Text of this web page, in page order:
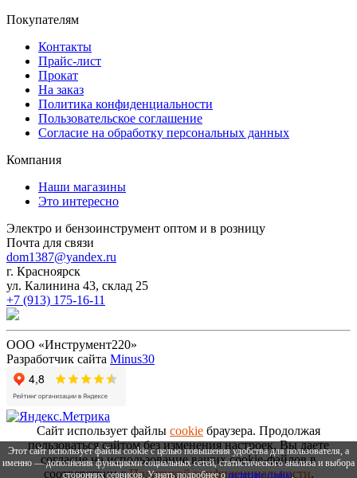
Этот сайт использует файлы cookie с целью повышения удобства для пользователя, а
именно — дополнения функциями социальных сетей, статистического анализа и выбора
сторонних сервисов. Узнать подробнее ополитике cookie.
Покупателям
Контакты
Прайс-лист
Прокат
На заказ
Политика конфиденциальности
Пользовательское соглашение
Согласие на обработку персональных данных
Компания
Наши магазины
Это интересно
Электро и бензоинструмент оптом и в розницу
Почта для связи
dom1387@yandex.ru
г. Красноярск
ул. Калинина 43, склад 25
+7 (913) 175-16-11
ООО «Инструмент220»
Разработчик сайта Minus30
Сайт использует файлы cookie браузера. Продолжая
пользоваться сайтом без изменения настроек, Вы даете
согласие на использование ваших cookie-файлов в
соответствии сПолитикой конфиденциальности.